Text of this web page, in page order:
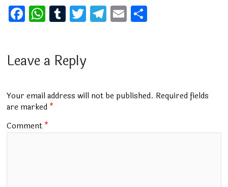
F
a
b
o
k
W
h
s
p
p
T
u
bl
T
wi
er
T
el
m
E
m
Leave a Reply
Your email address will not be published. Required fields
are marked *
Comment *